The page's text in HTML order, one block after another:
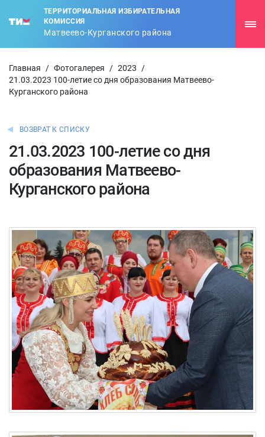
ТЕРРИТОРИАЛЬНАЯ ИЗБИРАТЕЛЬНАЯ
КОМИССИЯ
Матвеево-Курганского района
Главная / Фотогалерея / 2023
/
21.03.2023 100-летие со дня образования Матвеево-
Курганского района
ВОЗВРАТ К СПИСКУ
21.03.2023 100-летие со дня
образования Матвеево-
Курганского района